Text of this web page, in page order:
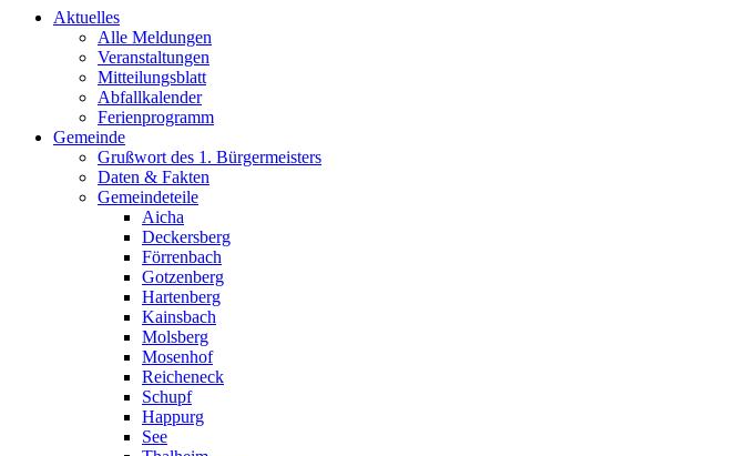
Aktuelles
Alle Meldungen
Veranstaltungen
Mitteilungsblatt
Abfallkalender
Ferienprogramm
Gemeinde
Grußwort des 1. Bürgermeisters
Daten & Fakten
Gemeindeteile
Aicha
Deckersberg
Förrenbach
Gotzenberg
Hartenberg
Kainsbach
Molsberg
Mosenhof
Reicheneck
Schupf
Happurg
See